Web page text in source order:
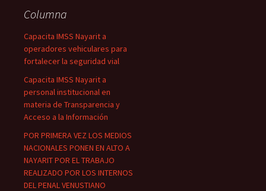
Columna
Capacita IMSS Nayarit a
operadores vehiculares para
fortalecer la seguridad vial
Capacita IMSS Nayarit a
personal institucional en
materia de Transparencia y
Acceso a la Información
POR PRIMERA VEZ LOS MEDIOS
NACIONALES PONEN EN ALTO A
NAYARIT POR EL TRABAJO
REALIZADO POR LOS INTERNOS
DEL PENAL VENUSTIANO